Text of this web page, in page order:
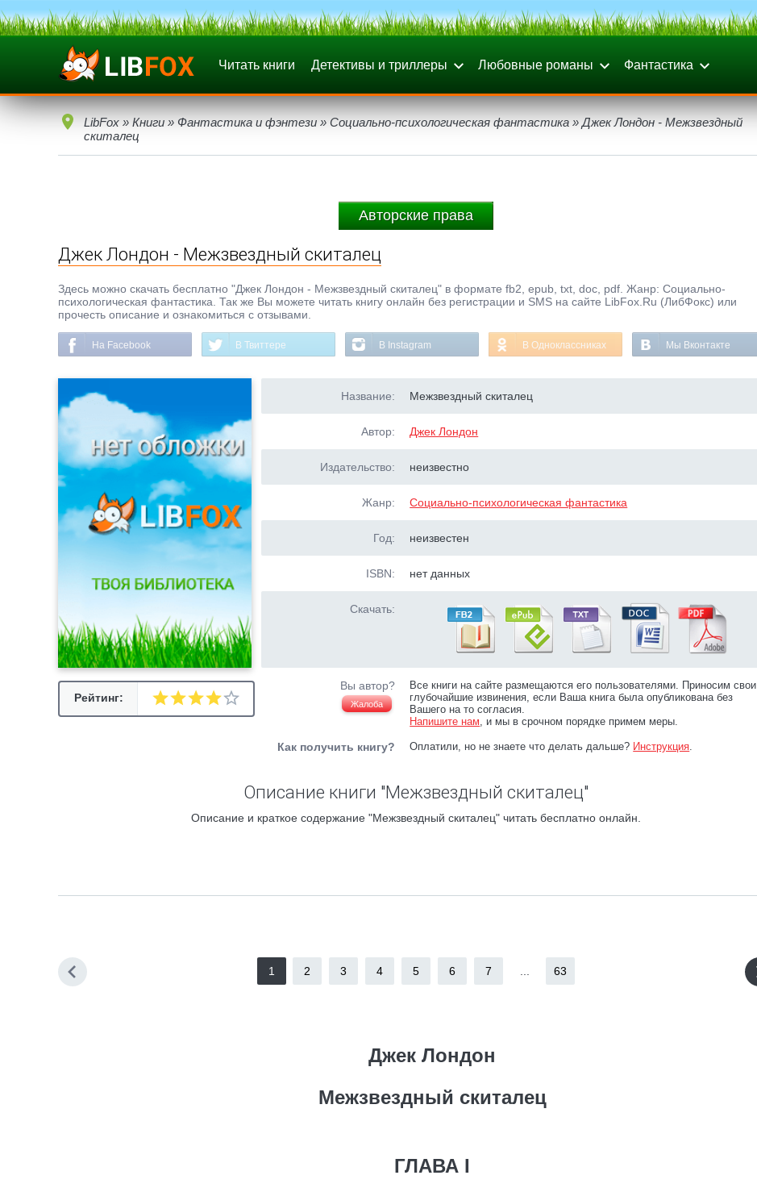
Читать книги Детективы и триллеры Любовные романы Фантастика
LibFox » Книги » Фантастика и фэнтези » Социально-психологическая фантастика » Джек Лондон - Межзвездный
скиталец
Авторские права
Джек Лондон - Межзвездный скиталец
Здесь можно скачать бесплатно "Джек Лондон - Межзвездный скиталец" в формате fb2, epub, txt, doc, pdf. Жанр: Социально-
психологическая фантастика. Так же Вы можете читать книгу онлайн без регистрации и SMS на сайте LibFox.Ru (ЛибФокс) или
прочесть описание и ознакомиться с отзывами.
На Facebook В Твиттере В Instagram В Одноклассниках Мы Вконтакте
Рейтинг:
Название: Межзвездный скиталец
Автор: Джек Лондон
Издательство: неизвестно
Жанр: Социально-психологическая фантастика
Год: неизвестен
ISBN: нет данных
Скачать:
Вы автор?
Жалоба
Все книги на сайте размещаются его пользователями. Приносим свои
глубочайшие извинения, если Ваша книга была опубликована без
Вашего на то согласия.
Напишите нам, и мы в срочном порядке примем меры.
Как получить книгу? Оплатили, но не знаете что делать дальше? Инструкция.
Описание книги "Межзвездный скиталец"
Описание и краткое содержание "Межзвездный скиталец" читать бесплатно онлайн.
1 2 3 4 5 6 7 63
Джек Лондон
Межзвездный скиталец
ГЛАВА I